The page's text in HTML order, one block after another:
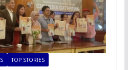
TOP STORIES